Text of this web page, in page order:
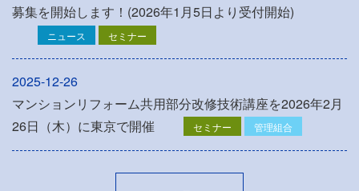
募集を開始します！(2026年1月5日より受付開始)
ニュース セミナー
2025-12-26
マンションリフォーム共用部分改修技術講座を2026年2月
26日（木）に東京で開催
セミナー 管理組合